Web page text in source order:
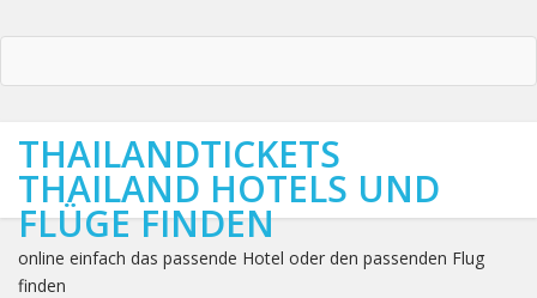
THAILANDTICKETS
THAILAND HOTELS UND
FLÜGE FINDEN
online einfach das passende Hotel oder den passenden Flug
finden